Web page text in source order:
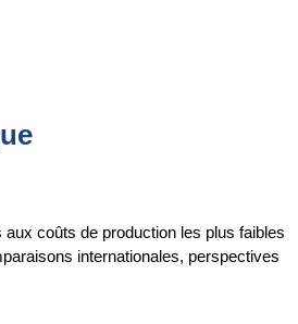
coûts de production les plus faibles
internationales, perspectives